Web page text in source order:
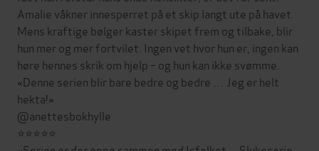
Amalie våkner innesperret på et skip langt ute på havet.
Mens kraftige bølger kaster skipet frem og tilbake, blir
hun mer og mer fortvilet. Ingen vet hvor hun er, ingen kan
høre hennes skrik om hjelp – og hun kan ikke svømme.
«Denne serien blir bare bedre og bedre … Jeg er helt
hekta!»
@anettesbokhylle
⭐️⭐️⭐️⭐️⭐